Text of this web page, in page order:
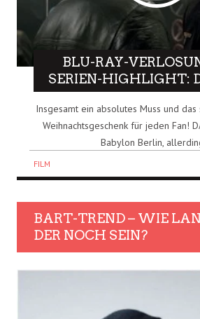
BLU-RAY-
SERIEN-HIGHLIGHT:
Insgesamt ein absolutes Muss und
Weihnachtsgeschenk für jeden Fan!
Babylon Berlin,
FILM
BART-TREND – WIE
DER NOCH SEIN?